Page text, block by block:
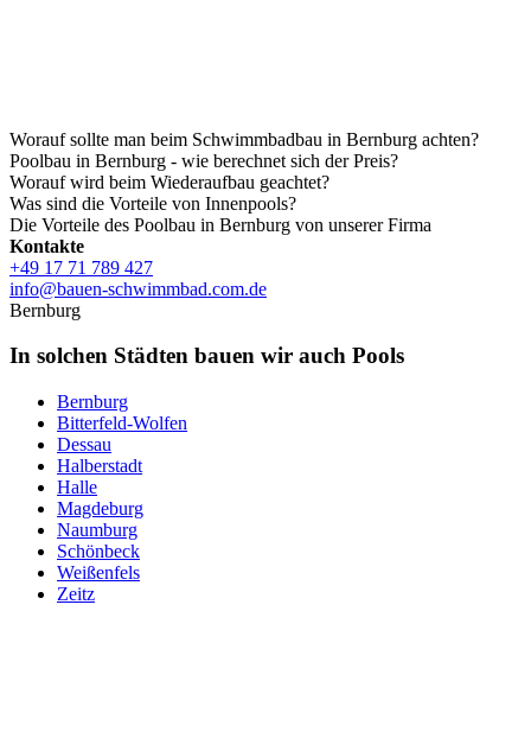
Worauf sollte man beim Schwimmbadbau in Bernburg achten?
Poolbau in Bernburg - wie berechnet sich der Preis?
Worauf wird beim Wiederaufbau geachtet?
Was sind die Vorteile von Innenpools?
Die Vorteile des Poolbau in Bernburg von unserer Firma
Kontakte
+49 17 71 789 427
info@bauen-schwimmbad.com.de
Bernburg
In solchen Städten bauen wir auch Pools
Bernburg
Bitterfeld-Wolfen
Dessau
Halberstadt
Halle
Magdeburg
Naumburg
Schönbeck
Weißenfels
Zeitz